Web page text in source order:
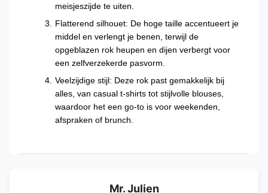
meisjeszijde te uiten.
Flatterend silhouet: De hoge taille accentueert je
middel en verlengt je benen, terwijl de
opgeblazen rok heupen en dijen verbergt voor
een zelfverzekerde pasvorm.
Veelzijdige stijl: Deze rok past gemakkelijk bij
alles, van casual t-shirts tot stijlvolle blouses,
waardoor het een go-to is voor weekenden,
afspraken of brunch.
Mr. Julien